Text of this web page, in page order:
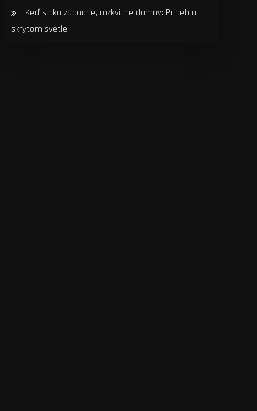
Keď slnko zapadne, rozkvitne domov: Príbeh o
skrytom svetle